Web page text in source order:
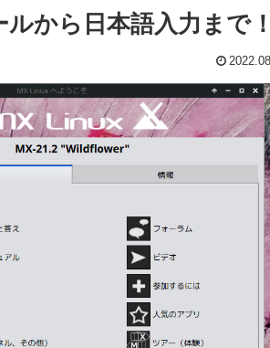
から日本語入力まで！